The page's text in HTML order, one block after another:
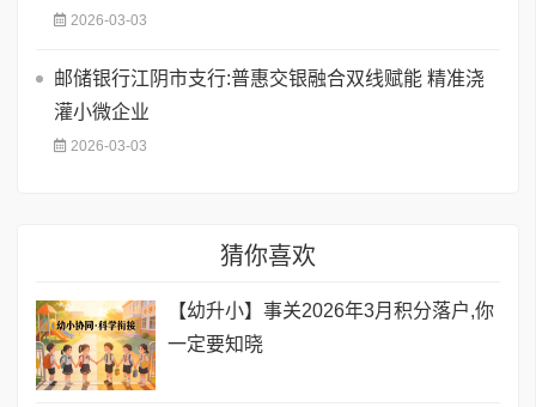
2026-03-03
邮储银行江阴市支行:普惠交银融合双线赋能 精准浇
灌小微企业
2026-03-03
猜你喜欢
【幼升小】事关2026年3月积分落户,你
一定要知晓